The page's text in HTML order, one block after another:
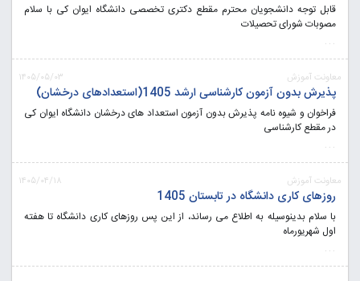
قابل توجه دانشجویان محترم مقطع دکتری تخصصی دانشگاه ایوان کی با سلام
مصوبات شورای تحصیلات
...
معاونت آموزش ۱۴۰۵/۰۵/۰۳
پذیرش بدون آزمون کارشناسی ارشد 1405(استعدادهای درخشان)
فراخوان و شیوه نامه پذیرش بدون آزمون استعداد های درخشان دانشگاه ایوان کی
در مقطع کارشناسی
...
معاونت آموزش ۱۴۰۵/۰۴/۱۸
روزهای کاری دانشگاه در تابستان 1405
با سلام بدینوسیله به اطلاع می رساند، از این پس روزهای کاری دانشگاه تا هفته
اول شهریورماه
...